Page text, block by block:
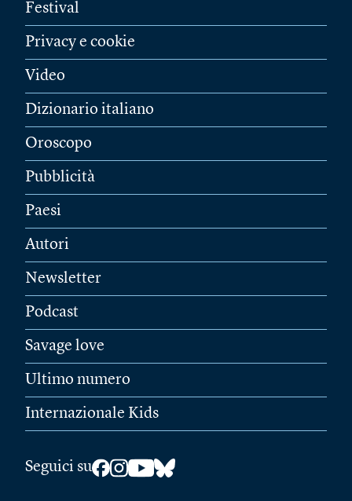
Festival
Privacy e cookie
Video
Dizionario italiano
Oroscopo
Pubblicità
Paesi
Autori
Newsletter
Podcast
Savage love
Ultimo numero
Internazionale Kids
Seguici su